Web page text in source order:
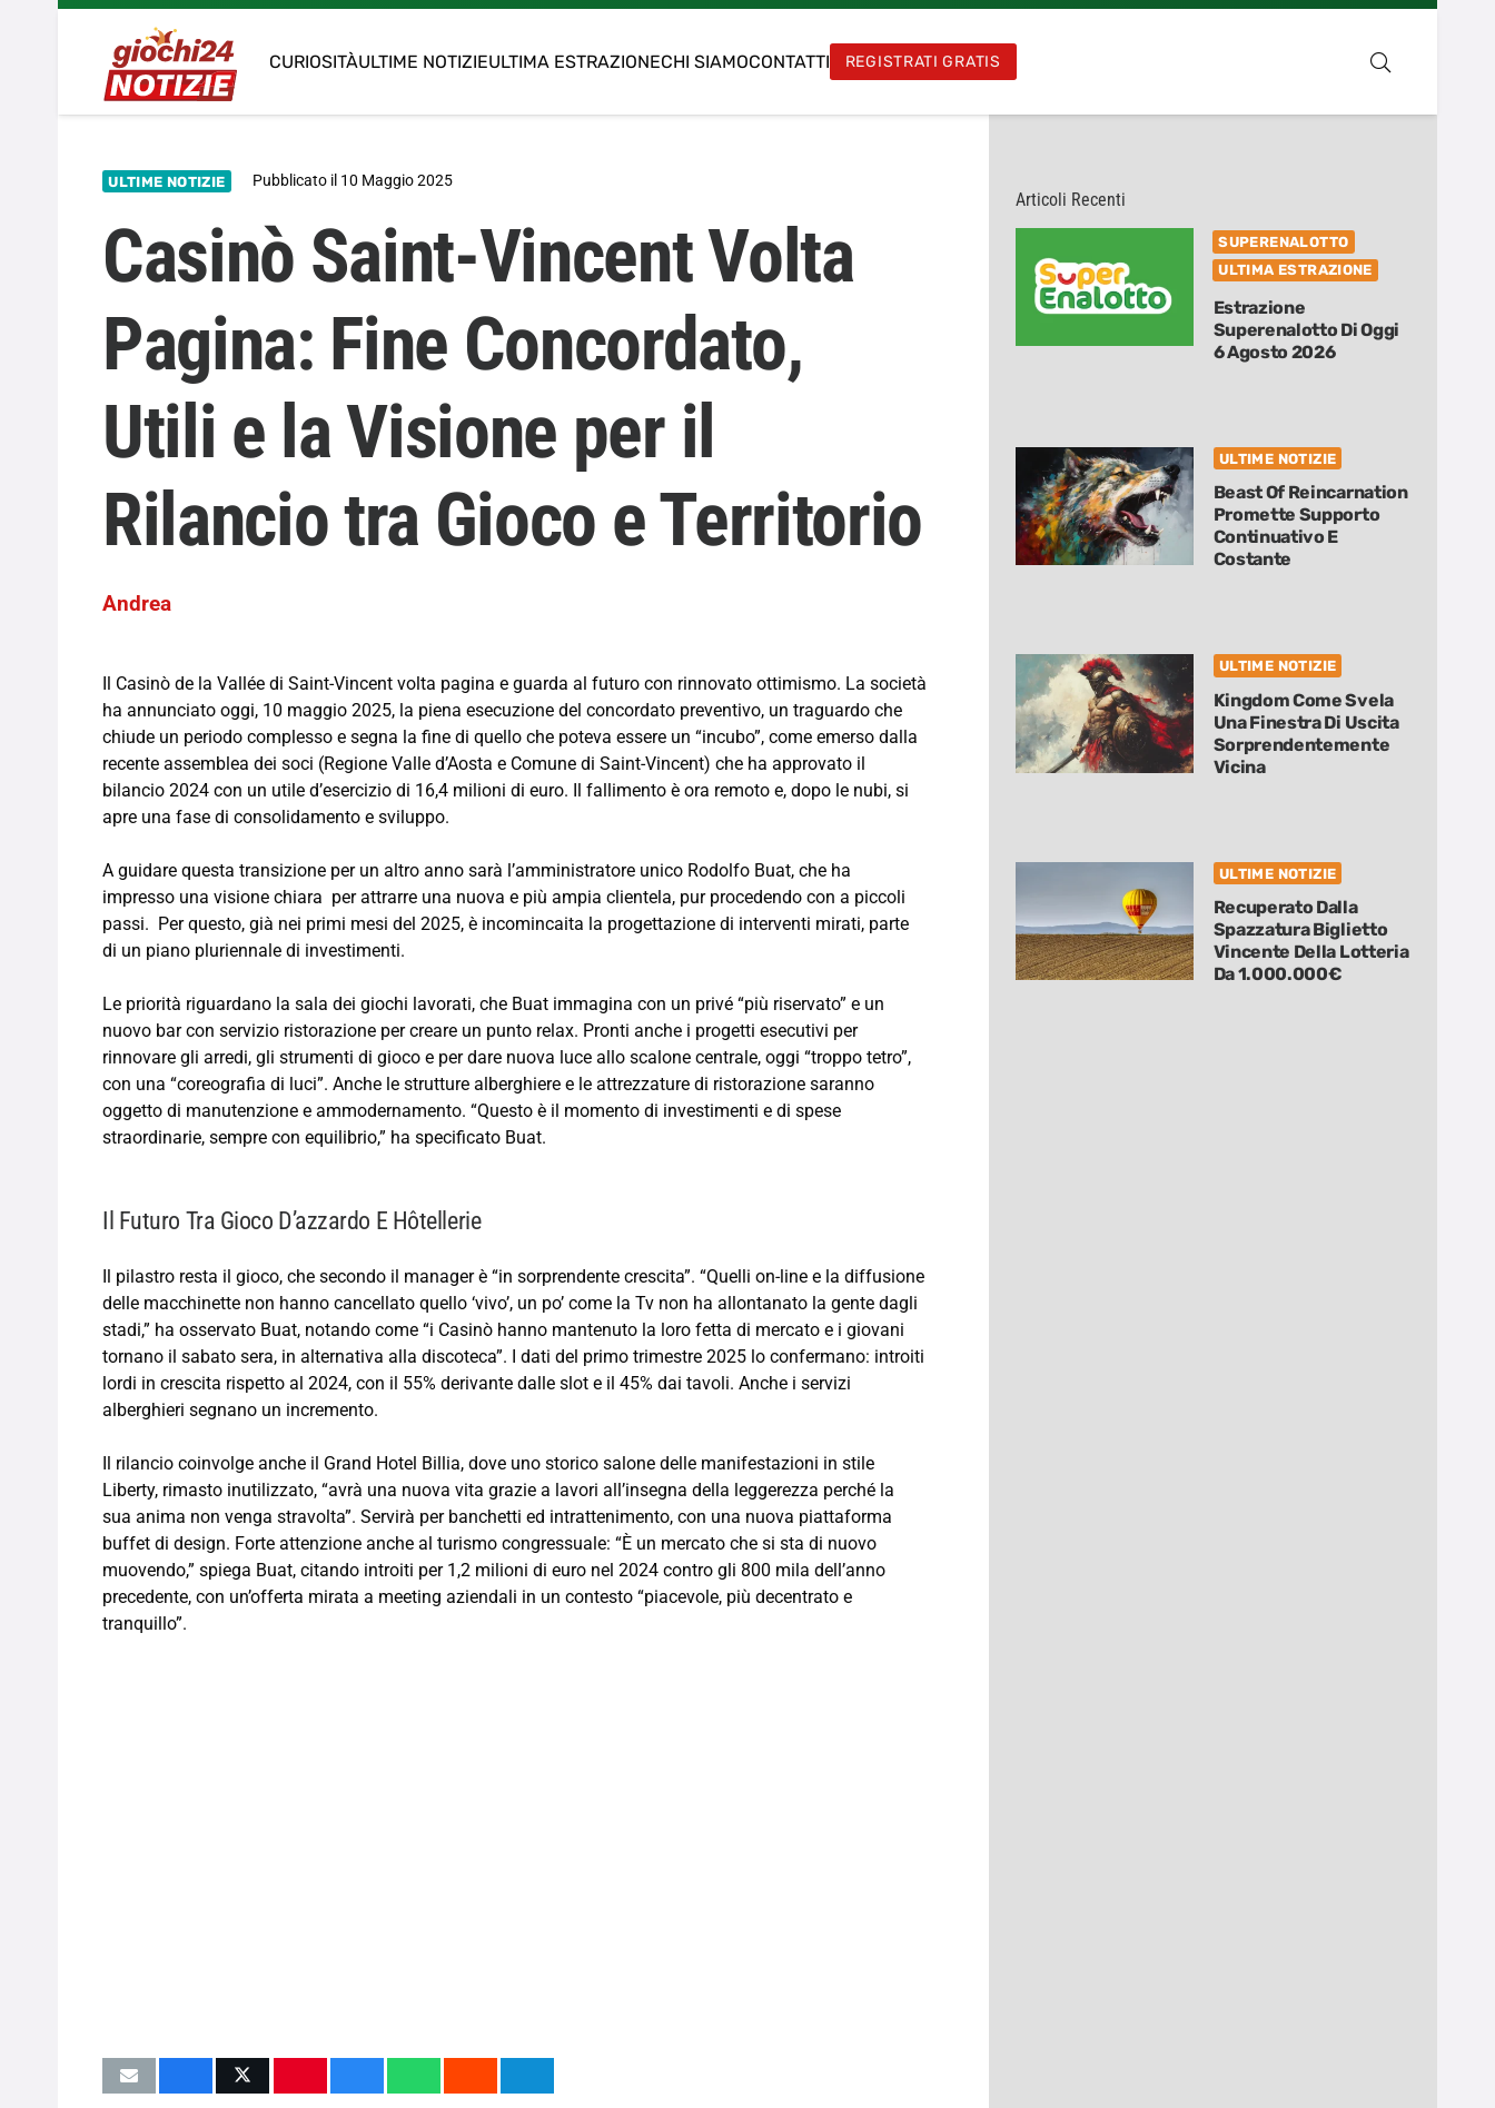
CURIOSITÀULTIME NOTIZIEULTIMA ESTRAZIONECHI SIAMOCONTATTI REGISTRATI GRATIS
ULTIME NOTIZIE Pubblicato il 10 Maggio 2025
Casinò Saint-Vincent Volta
Pagina: Fine Concordato,
Utili e la Visione per il
Rilancio tra Gioco e Territorio
Andrea
Il Casinò de la Vallée di Saint-Vincent volta pagina e guarda al futuro con rinnovato ottimismo. La società
ha annunciato oggi, 10 maggio 2025, la piena esecuzione del concordato preventivo, un traguardo che
chiude un periodo complesso e segna la fine di quello che poteva essere un “incubo”, come emerso dalla
recente assemblea dei soci (Regione Valle d’Aosta e Comune di Saint-Vincent) che ha approvato il
bilancio 2024 con un utile d’esercizio di 16,4 milioni di euro. Il fallimento è ora remoto e, dopo le nubi, si
apre una fase di consolidamento e sviluppo.
A guidare questa transizione per un altro anno sarà l’amministratore unico Rodolfo Buat, che ha
impresso una visione chiara per attrarre una nuova e più ampia clientela, pur procedendo con a piccoli
passi. Per questo, già nei primi mesi del 2025, è incomincaita la progettazione di interventi mirati, parte
di un piano pluriennale di investimenti.
Le priorità riguardano la sala dei giochi lavorati, che Buat immagina con un privé “più riservato” e un
nuovo bar con servizio ristorazione per creare un punto relax. Pronti anche i progetti esecutivi per
rinnovare gli arredi, gli strumenti di gioco e per dare nuova luce allo scalone centrale, oggi “troppo tetro”,
con una “coreografia di luci”. Anche le strutture alberghiere e le attrezzature di ristorazione saranno
oggetto di manutenzione e ammodernamento. “Questo è il momento di investimenti e di spese
straordinarie, sempre con equilibrio,” ha specificato Buat.
Il Futuro Tra Gioco D’azzardo E Hôtellerie
Il pilastro resta il gioco, che secondo il manager è “in sorprendente crescita”. “Quelli on-line e la diffusione
delle macchinette non hanno cancellato quello ‘vivo’, un po’ come la Tv non ha allontanato la gente dagli
stadi,” ha osservato Buat, notando come “i Casinò hanno mantenuto la loro fetta di mercato e i giovani
tornano il sabato sera, in alternativa alla discoteca”. I dati del primo trimestre 2025 lo confermano: introiti
lordi in crescita rispetto al 2024, con il 55% derivante dalle slot e il 45% dai tavoli. Anche i servizi
alberghieri segnano un incremento.
Il rilancio coinvolge anche il Grand Hotel Billia, dove uno storico salone delle manifestazioni in stile
Liberty, rimasto inutilizzato, “avrà una nuova vita grazie a lavori all’insegna della leggerezza perché la
sua anima non venga stravolta”. Servirà per banchetti ed intrattenimento, con una nuova piattaforma
buffet di design. Forte attenzione anche al turismo congressuale: “È un mercato che si sta di nuovo
muovendo,” spiega Buat, citando introiti per 1,2 milioni di euro nel 2024 contro gli 800 mila dell’anno
precedente, con un’offerta mirata a meeting aziendali in un contesto “piacevole, più decentrato e
tranquillo”.
Articoli Recenti
SUPERENALOTTO
ULTIMA ESTRAZIONE
Estrazione
Superenalotto Di Oggi
6 Agosto 2026
ULTIME NOTIZIE
Beast Of Reincarnation
Promette Supporto
Continuativo E
Costante
ULTIME NOTIZIE
Kingdom Come Svela
Una Finestra Di Uscita
Sorprendentemente
Vicina
ULTIME NOTIZIE
Recuperato Dalla
Spazzatura Biglietto
Vincente Della Lotteria
Da 1.000.000€